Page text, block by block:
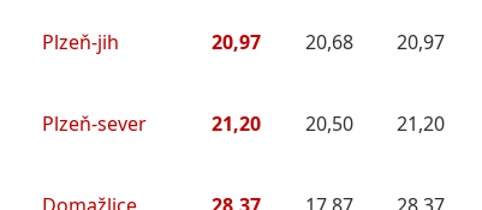
Plzeň-jih 20,97 20,68 20,97
Plzeň-sever 21,20 20,50 21,20